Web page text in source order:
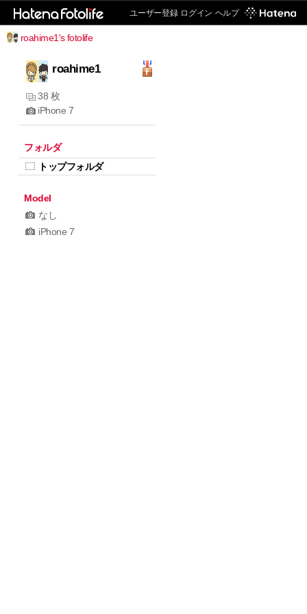
ユーザー登録 ログイン ヘルプ
roahime1's fotolife
roahime1
38 枚
iPhone 7
フォルダ
トップフォルダ
Model
なし
iPhone 7